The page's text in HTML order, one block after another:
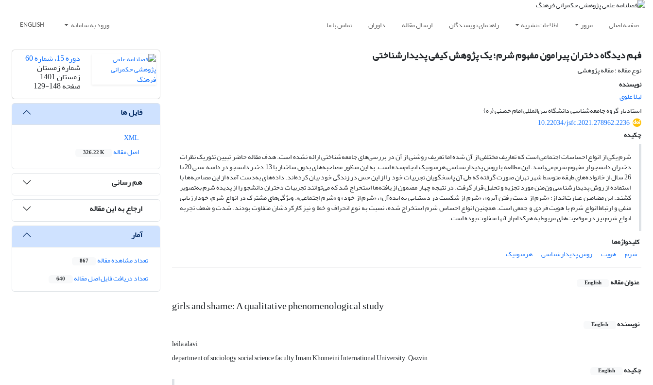
صفحه اصلی مرور اطلاعات نشریه راهنمای نویسندگان ارسال مقاله داوران تماس با ما ورود به سامانه ENGLISH
فهم دیدگاه دختران پیرامون مفهوم شرم؛ یک پژوهش کیفی پدیدارشناختی
نوع مقاله : مقاله پژوهشی
نویسنده
لیلا علوی
استادیار گروه جامعه‌شناسی دانشگاه بین‌المللی امام خمینی (ره)
10.22034/jsfc.2021.278962.2236
چکیده
شرم یکی از انواع احساسات اجتماعی است که تعاریف مختلفی از آن شده اما تعریف روشنی از آن در بررسی‌های جامعه‌شناختی ارائه نشده است. هدف مقاله حاضر تبیین تئوریک نظرات
دختران دانشجو از مفهوم شرم می‌باشد. این مطالعه با روش پدیدارشناسی هرمنوتیک انجام‌شده است. به این منظور مصاحبه‌های بدون ساختار با 13 دختر دانشجو در دامنه سنی 20 تا
26 سال از خانواده‌های طبقه متوسط شهر تهران صورت گرفته که طی آن پاسخگویان تجربیات خود را از این حس در زندگی خود بیان کرده‌اند. داده‌های به‌دست آمده از این مصاحبه‌ها با
استفاده از روش پدیدار‌شناسی ون‌منن مورد تجزیه و تحلیل قرار گرفت. در نتیجه چهار مضمون از یافته‌ها استخراج شد که می‌توانند تجربیات دختران دانشجو را از پدیده شرم به‌تصویر
کشند. این مضامین عبارت‌اند از: «شرم از دست رفتن آبرو»، «شرم از شکست در دستیابی به ایده‌آل»، «شرم از خود» و «شرم اجتماعی». ویژگی‌های مشترک در انواع شرم، خودارزیابی
منفی و ارتباط انواع شرم با هویت فردی و جمعی است. همچنین انواع احساس شرم استخراج شده، نسبت به نوع انحراف و خطا و نیز کارکردشان متفاوت بودند. شدت و ضعف تجربه
انواع شرم نیز در موقعیت‌های مربوط به هرکدام از آنها متفاوت بوده است.
کلیدواژه‌ها
شرم
هویت روش پدیدارشناسی هرمنوتیک
عنوان مقاله English
girls and shame: A qualitative phenomenological study
نویسنده English
leila alavi
department of sociology, social science faculty, Imam Khomeini International University. Qazvin
چکیده
English
دوره 15، شماره 60
شماره زمستان
زمستان 1401
صفحه129-148
فایل ها
اصل مقاله
326.22 K
هم رسانی
ارجاع به این مقاله
آمار
تعداد مشاهده مقاله 867
تعداد دریافت فایل اصل مقاله 640